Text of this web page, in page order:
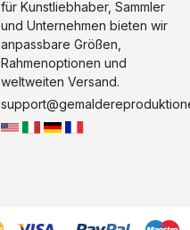
für Kunstliebhaber, Sammler
und Unternehmen bieten wir
anpassbare Größen,
Rahmenoptionen und
weltweiten Versand.